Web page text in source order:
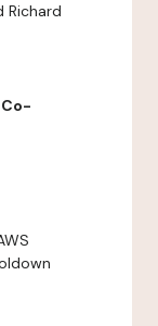
Richard
Co-